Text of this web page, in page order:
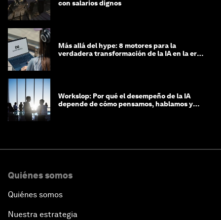
con salarios dignos
Más allá del hype: 8 motores para la
verdadera transformación de la IA en la era
Workslop: Por qué el desempeño de la IA
depende de cómo pensamos, hablamos y
Quiénes somos
Quiénes somos
Nuestra estrategia